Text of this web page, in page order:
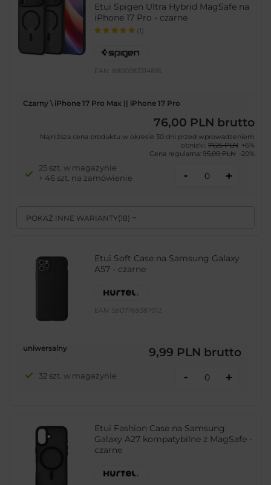
Etui Spigen Ultra Hybrid MagSafe na
iPhone 17 Pro - czarne
(1)
EAN: 8800283314816
POKAŻ INNE WARIANTY( 18)
Czarny \ iPhone 17 Pro Max || iPhone 17 Pro
76,00 PLN brutto
Najniższa cena produktu w okresie 30 dni przed wprowadzeniem
obniżki: 71,25 PLN +6%
Cena regularna: 95,00 PLN -20%
25 szt. w magazynie
+ 46 szt. na zamówienie
- +
Etui Soft Case na Samsung Galaxy
A57 - czarne
EAN: 5907769387012
uniwersalny 9,99 PLN brutto
32 szt. w magazynie - +
Etui Fashion Case na Samsung
Galaxy A27 kompatybilne z MagSafe -
czarne